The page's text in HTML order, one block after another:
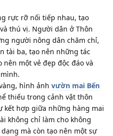
rực rỡ nối tiếp nhau, tạo
thú vị. Người dân ở Thôn
người nông dân chăm chỉ,
tài ba, tạo nên những tác
một vẻ đẹp độc đáo và
hình ảnh vườn mai Bến
thiếu trong cảnh vật thôn
kết hợp giữa những hàng mai
không chỉ làm cho không
mà còn tạo nên một sự